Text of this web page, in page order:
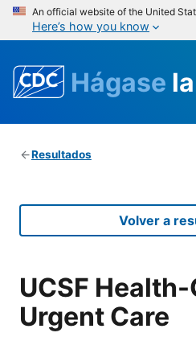
An official website of the United
Here’s how you know
Hágase la
Resultados
Volver a
UCSF
Urgent Care